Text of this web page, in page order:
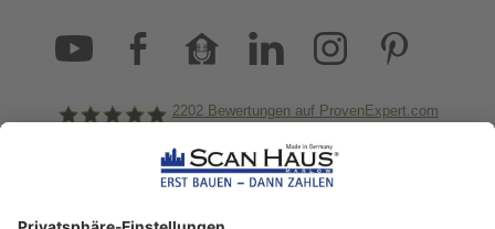
ScanHaus Marlow
2202Bewertungen auf ProvenExpert.com